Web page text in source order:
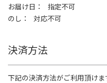
お届け日
指定不可
のし
対応不可
決済方法
下記の決済方法がご利用頂けま